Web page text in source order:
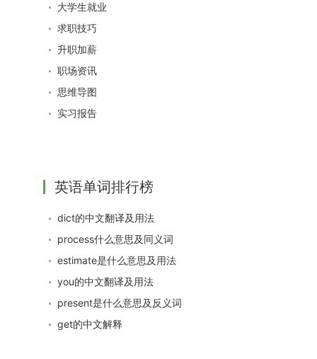
大学生就业
求职技巧
升职加薪
职场资讯
思维导图
实习报告
英语单词排行榜
dict的中文翻译及用法
process什么意思及同义词
estimate是什么意思及用法
you的中文翻译及用法
present是什么意思及反义词
get的中文解释